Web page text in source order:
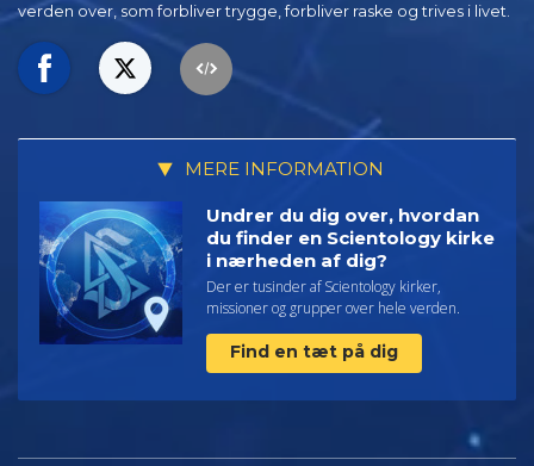
verden over, som forbliver trygge, forbliver raske og trives i livet.
MERE INFORMATION
Undrer du dig over, hvordan
du finder en Scientology kirke
i nærheden af dig?
Der er tusinder af Scientology kirker,
missioner og grupper over hele verden.
Find en tæt på dig